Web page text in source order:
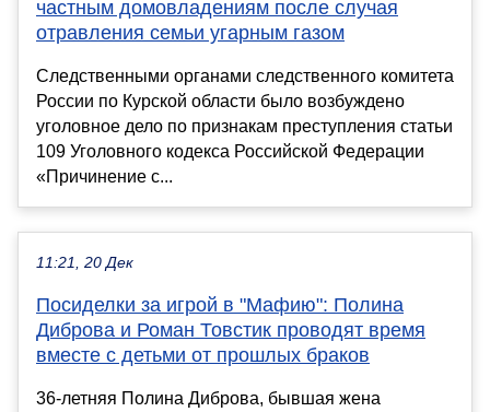
частным домовладениям после случая
отравления семьи угарным газом
Следственными органами следственного комитета
России по Курской области было возбуждено
уголовное дело по признакам преступления статьи
109 Уголовного кодекса Российской Федерации
«Причинение с...
11:21, 20 Дек
Посиделки за игрой в "Мафию": Полина
Диброва и Роман Товстик проводят время
вместе с детьми от прошлых браков
36-летняя Полина Диброва, бывшая жена